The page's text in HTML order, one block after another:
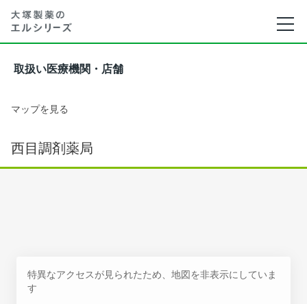
取扱い医療機関・店舗
マップを見る
西目調剤薬局
特異なアクセスが見られたため、地図を非表示にしていま
す